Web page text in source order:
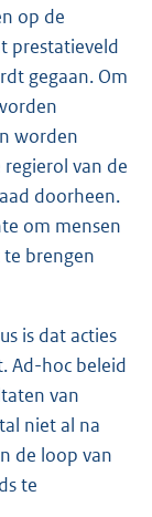
op de
prestatieveld
gegaan. Om
worden
van de
doorheen.
om mensen
brengen
is dat acties
Ad-hoc beleid
van
niet al na
de loop van
te